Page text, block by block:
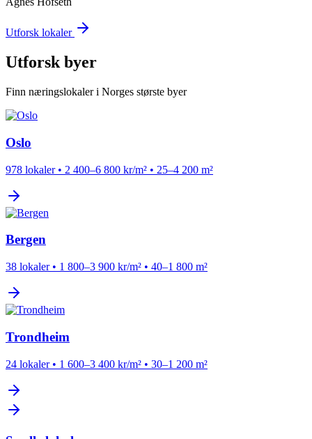
Utforsk lokaler
Utforsk byer
Finn næringslokaler i Norges største byer
Oslo
978 lokaler • 2 400–6 800 kr/m² • 25–4 200 m²
Bergen
38 lokaler • 1 800–3 900 kr/m² • 40–1 800 m²
Trondheim
24 lokaler • 1 600–3 400 kr/m² • 30–1 200 m²